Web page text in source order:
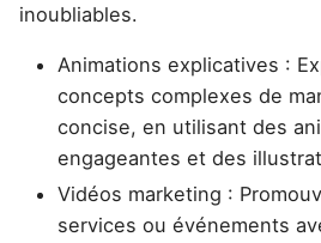
inoubliables.
Animations explicatives :
concepts complexes de
concise, en utilisant des
engageantes et des
Vidéos marketing :
services ou événements